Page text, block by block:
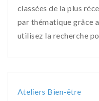
classées de la plus
par thématique grâce
utilisez la recherche
Ateliers Bien-être